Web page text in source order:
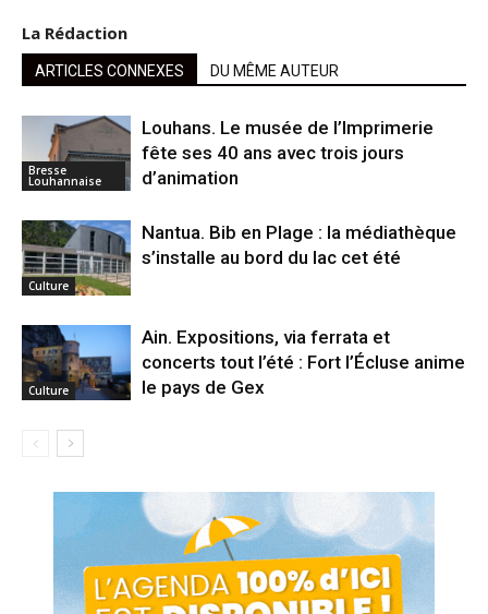
La Rédaction
ARTICLES CONNEXES DU MÊME AUTEUR
Bresse
Louhannaise
Louhans. Le musée de l’Imprimerie
fête ses 40 ans avec trois jours
d’animation
Culture
Nantua. Bib en Plage : la médiathèque
s’installe au bord du lac cet été
Culture
Ain. Expositions, via ferrata et
concerts tout l’été : Fort l’Écluse anime
le pays de Gex